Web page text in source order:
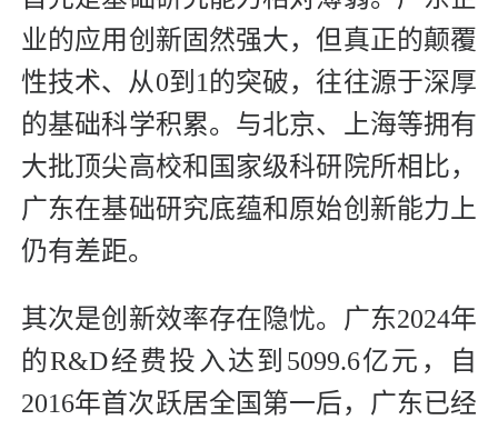
业的应用创新固然强大，但真正的颠覆
性技术、从0到1的突破，往往源于深厚
的基础科学积累。与北京、上海等拥有
大批顶尖高校和国家级科研院所相比，
广东在基础研究底蕴和原始创新能力上
仍有差距。
其次是创新效率存在隐忧。广东2024年
的R&D经费投入达到5099.6亿元，自
2016年首次跃居全国第一后，广东已经